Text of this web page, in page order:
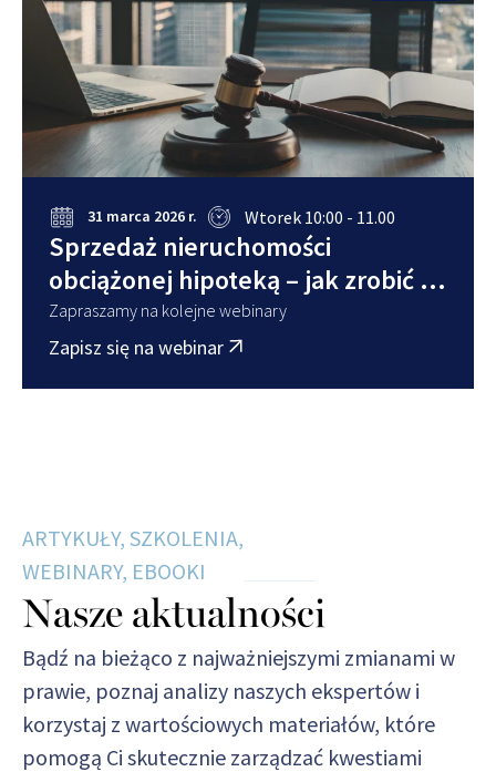
31 marca 2026 r. Wtorek 10:00 - 11.00
Sprzedaż nieruchomości
obciążonej hipoteką – jak zrobić to
bezpiecznie
Zapraszamy na kolejne webinary
Zapisz się na webinar
ARTYKUŁY, SZKOLENIA,
WEBINARY, EBOOKI
Nasze aktualności
Bądź na bieżąco z najważniejszymi zmianami w
prawie, poznaj analizy naszych ekspertów i
korzystaj z wartościowych materiałów, które
pomogą Ci skutecznie zarządzać kwestiami